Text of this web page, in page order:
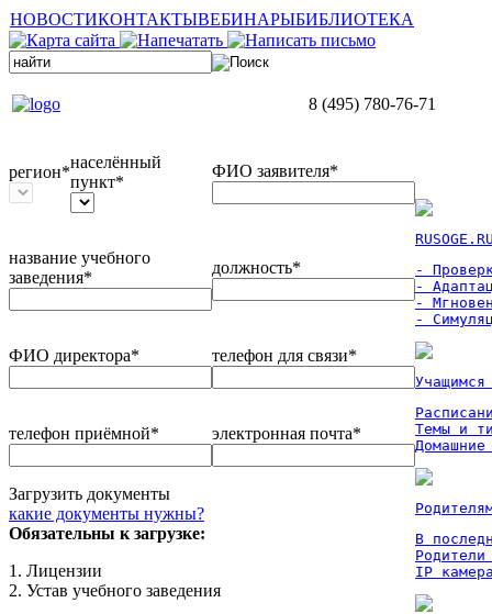
НОВОСТИКОНТАКТЫВЕБИНАРЫБИБЛИОТЕКА
8 (495) 780-76-71
регион*
населённый
пункт*
ФИО заявителя*
название учебного
заведения*
должность*
ФИО директора* телефон для связи*
телефон приёмной* электронная почта*
Загрузить документы
какие документы нужны?
Обязательны к загрузке:
1. Лицензии
2. Устав учебного заведения
-
-
-
-
Темы и
Домашние
В
IP